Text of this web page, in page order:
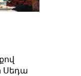
Սեդա